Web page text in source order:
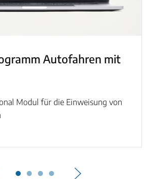
Autofahren mit
Modul für die Einweisung von